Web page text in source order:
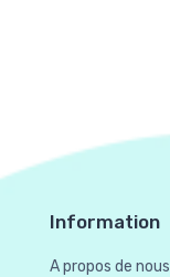
Information
A propos de nous